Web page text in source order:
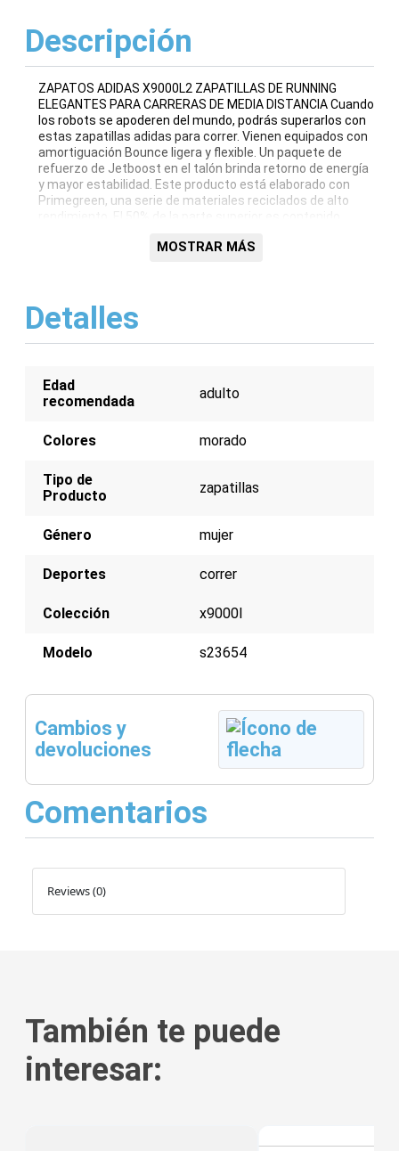
Descripción
ZAPATOS ADIDAS X9000L2 ZAPATILLAS DE RUNNING
ELEGANTES PARA CARRERAS DE MEDIA DISTANCIA Cuando
los robots se apoderen del mundo, podrás superarlos con
estas zapatillas adidas para correr. Vienen equipados con
amortiguación Bounce ligera y flexible. Un paquete de
refuerzo de Jetboost en el talón brinda retorno de energía
y mayor estabilidad. Este producto está elaborado con
Primegreen, una serie de materiales reciclados de alto
Parte superior textil Entresuela Boost and Bounce Forro
Púrpura heredado
MOSTRAR MÁS
Detalles
Edad
recomendada
adulto
Colores morado
Tipo de
Producto
zapatillas
Género mujer
Deportes correr
Colección x9000l
Modelo s23654
Cambios y
devoluciones
Comentarios
Reviews (0)
También te puede
interesar: